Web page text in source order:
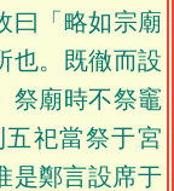
曰「略如宗廟
也。既徹而設
祭廟時不祭竈
祀當祭于宮
是鄭言設席于